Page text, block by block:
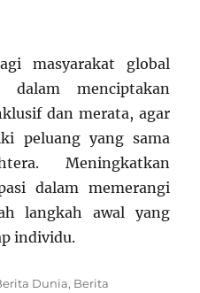
masyarakat global
menciptakan
dan merata, agar
peluang yang sama
Meningkatkan
dalam memerangi
langkah awal yang
individu.
Dunia, Berita